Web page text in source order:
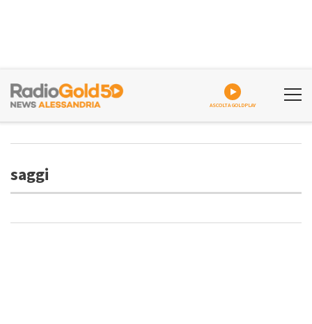
ASCOLTA GOLDPLAY
saggi